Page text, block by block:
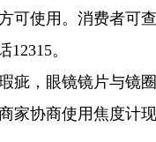
可使用。消费者可
。
疵，眼镜镜片与镜
家协商使用焦度计